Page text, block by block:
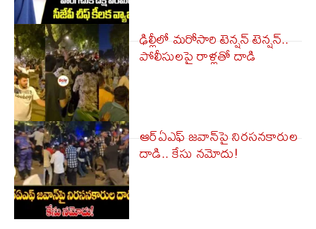
ఢిల్లీలో మరోసారి టెన్షన్ టెన్షన్..
పోలీసులపై రాళ్లతో దాడి
ఆర్ఏఎఫ్ జవాన్‌పై నిరసనకారుల
దాడి.. కేసు నమోదు!